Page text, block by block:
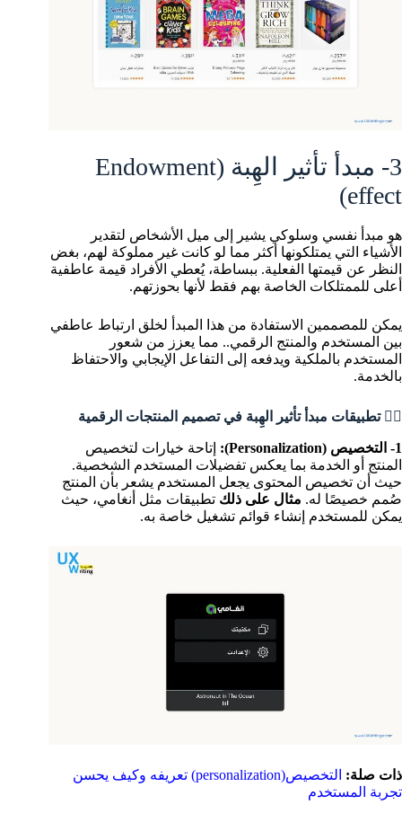
3- مبدأ تأثير الهِبة (Endowment
effect)
هو مبدأ نفسي وسلوكي يشير إلى ميل الأشخاص لتقدير
الأشياء التي يمتلكونها أكثر مما لو كانت غير مملوكة لهم، بغض
النظر عن قيمتها الفعلية. ببساطة، يُعطي الأفراد قيمة عاطفية
أعلى للممتلكات الخاصة بهم فقط لأنها بحوزتهم.
يمكن للمصممين الاستفادة من هذا المبدأ لخلق ارتباط عاطفي
بين المستخدم والمنتج الرقمي.. مما يعزز من شعور
المستخدم بالملكية ويدفعه إلى التفاعل الإيجابي والاحتفاظ
بالخدمة.
💁‍♂️ تطبيقات مبدأ تأثير الهِبة في تصميم المنتجات الرقمية
1- التخصيص (Personalization):
إتاحة خيارات لتخصيص
المنتج أو الخدمة بما يعكس تفضيلات المستخدم الشخصية.
حيث أن تخصيص المحتوى يجعل المستخدم يشعر بأن المنتج
صُمم خصيصًا له. مثال على ذلك تطبيقات مثل أنغامي، حيث
يمكن للمستخدم إنشاء قوائم تشغيل خاصة به.
ذات صلة:
التخصيص(personalization) تعريفه وكيف يحسن
تجربة المستخدم